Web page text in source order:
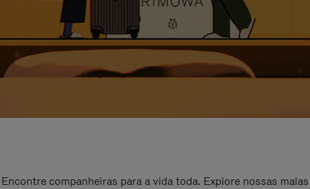
Encontre companheiras para a vida toda. Explore nossas malas